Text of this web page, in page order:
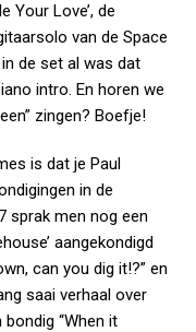
Your Love’, de
van de Space
in de set al was dat
intro. En horen we
zingen? Boefje!
is dat je Paul
in de
sprak men nog een
aangekondigd
can you dig it!?” en
saai verhaal over
“When it